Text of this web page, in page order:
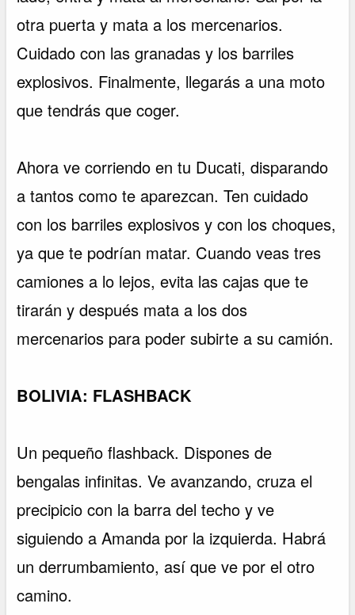
otra puerta y mata a los mercenarios.
Cuidado con las granadas y los barriles
explosivos. Finalmente, llegarás a una moto
que tendrás que coger.
Ahora ve corriendo en tu Ducati, disparando
a tantos como te aparezcan. Ten cuidado
con los barriles explosivos y con los choques,
ya que te podrían matar. Cuando veas tres
camiones a lo lejos, evita las cajas que te
tirarán y después mata a los dos
mercenarios para poder subirte a su camión.
BOLIVIA: FLASHBACK
Un pequeño flashback. Dispones de
bengalas infinitas. Ve avanzando, cruza el
precipicio con la barra del techo y ve
siguiendo a Amanda por la izquierda. Habrá
un derrumbamiento, así que ve por el otro
camino.